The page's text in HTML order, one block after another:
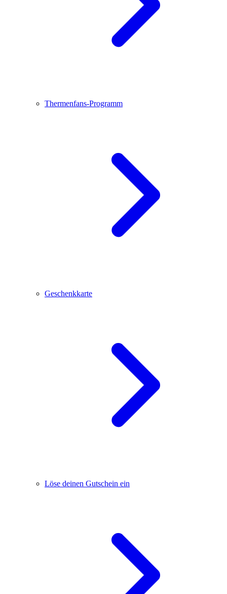
Thermenfans-Programm
Geschenkkarte
Löse deinen Gutschein ein